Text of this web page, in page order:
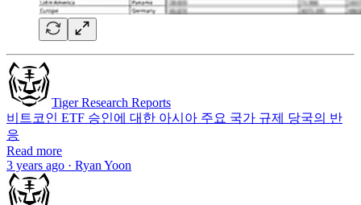
Tiger Research Reports
비트코인 ETF 승인에 대한 아시아 주요 국가 규제 당국의 반
응
Read more
3 years ago · Ryan Yoon